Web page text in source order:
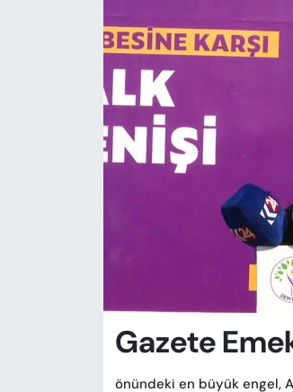
Gazete
önündeki en büyük engel,
SAĞLIK
KÜLTÜR-SANAT
VAN VE DİYARBAKIR HABERLERİ